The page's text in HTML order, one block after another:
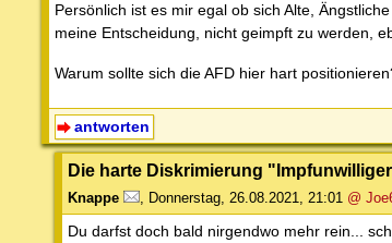
Persönlich ist es mir egal ob sich Alte,
meine Entscheidung, nicht geimpft zu werden,
Warum sollte sich die AFD hier hart
antworten
Die harte Diskrimierung
Knappe Donnerstag, 26.08.2021, 21:01 @
Du darfst doch bald nirgendwo mehr rein...